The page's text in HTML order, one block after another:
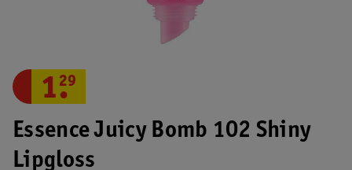
Essence Juicy Bomb 102 Shiny
Lipgloss
1.
29